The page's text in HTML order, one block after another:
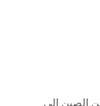
الصين إلى